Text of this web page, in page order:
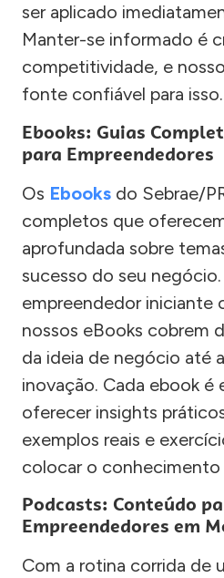
ser aplicado
Manter-se informado é
competitividade, e
fonte confiável para isso.
Ebooks: Guias
para Empreendedores
Os Ebooks do Sebrae/
completos que
aprofundada sobre
sucesso do seu
empreendedor iniciante
nossos eBooks cobrem
da ideia de negócio até
inovação. Cada ebook é
oferecer insights
exemplos reais e
colocar o conhecimento
Podcasts: Conteúdo
Empreendedores em
Com a rotina corrida de